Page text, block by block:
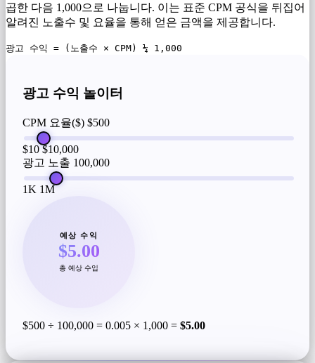
곱한 다음 1,000으로 나눕니다. 이는 표준 CPM 공식을 뒤집어
알려진 노출수 및 요율을 통해 얻은 금액을 제공합니다.
광고 수익 = (노출수 × CPM) ¼ 1,000
광고 수익 놀이터
CPM 요율($) $500
$10 $10,000
광고 노출 100,000
1K 1M
예상 수익
$5.00
총 예상 수입
$500 ÷ 100,000 = 0.005 × 1,000 = $5.00